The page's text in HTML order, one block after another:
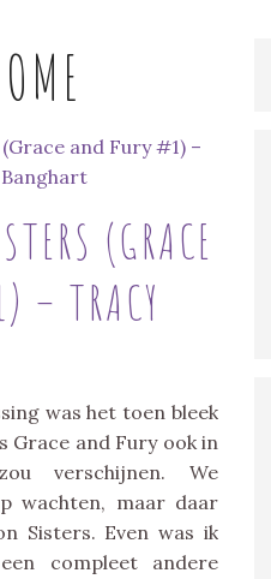
(GRACE
– TRACY
was het toen bleek
Grace and Fury ook in
verschijnen. We
wachten, maar daar
Sisters. Even was ik
compleet andere